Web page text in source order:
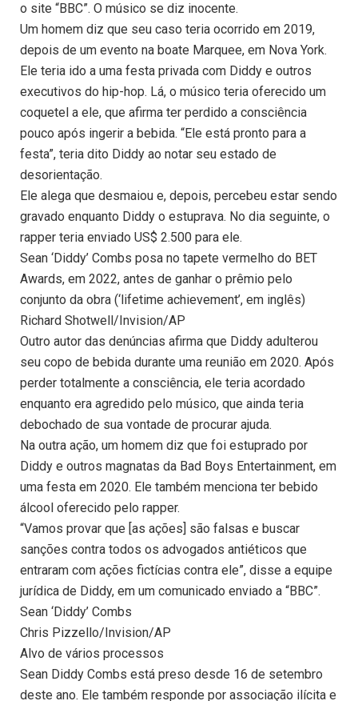
o site “BBC”. O músico se diz inocente.
Um homem diz que seu caso teria ocorrido em 2019,
depois de um evento na boate Marquee, em Nova York.
Ele teria ido a uma festa privada com Diddy e outros
executivos do hip-hop. Lá, o músico teria oferecido um
coquetel a ele, que afirma ter perdido a consciência
pouco após ingerir a bebida. “Ele está pronto para a
festa”, teria dito Diddy ao notar seu estado de
desorientação.
Ele alega que desmaiou e, depois, percebeu estar sendo
gravado enquanto Diddy o estuprava. No dia seguinte, o
rapper teria enviado US$ 2.500 para ele.
Sean ‘Diddy’ Combs posa no tapete vermelho do BET
Awards, em 2022, antes de ganhar o prêmio pelo
conjunto da obra (‘lifetime achievement’, em inglês)
Richard Shotwell/Invision/AP
Outro autor das denúncias afirma que Diddy adulterou
seu copo de bebida durante uma reunião em 2020. Após
perder totalmente a consciência, ele teria acordado
enquanto era agredido pelo músico, que ainda teria
debochado de sua vontade de procurar ajuda.
Na outra ação, um homem diz que foi estuprado por
Diddy e outros magnatas da Bad Boys Entertainment, em
uma festa em 2020. Ele também menciona ter bebido
álcool oferecido pelo rapper.
“Vamos provar que [as ações] são falsas e buscar
sanções contra todos os advogados antiéticos que
entraram com ações fictícias contra ele”, disse a equipe
jurídica de Diddy, em um comunicado enviado a “BBC”.
Sean ‘Diddy’ Combs
Chris Pizzello/Invision/AP
Alvo de vários processos
Sean Diddy Combs está preso desde 16 de setembro
deste ano. Ele também responde por associação ilícita e